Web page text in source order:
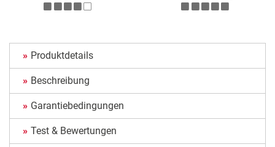
Produktdetails
Beschreibung
Garantiebedingungen
Test & Bewertungen